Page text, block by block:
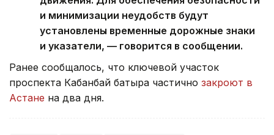
и минимизации неудобств будут
установлены временные дорожные знаки
и указатели, — говорится в сообщении.
Ранее сообщалось, что ключевой участок
проспекта Кабанбай батыра частично закроют в
Астане на два дня.